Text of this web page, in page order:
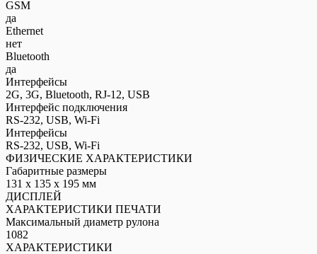
GSM
да
Ethernet
нет
Bluetooth
да
Интерфейсы
2G, 3G, Bluetooth, RJ-12, USB
Интерфейс подключения
RS-232, USB, Wi-Fi
Интерфейсы
RS-232, USB, Wi-Fi
ФИЗИЧЕСКИЕ ХАРАКТЕРИСТИКИ
Габаритные размеры
131 x 135 x 195 мм
ДИСПЛЕЙ
ХАРАКТЕРИСТИКИ ПЕЧАТИ
Максимальный диаметр рулона
1082
ХАРАКТЕРИСТИКИ